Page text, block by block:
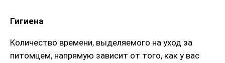
Гигиена
Количество времени, выделяемого на уход за
питомцем, напрямую зависит от того, как у вас